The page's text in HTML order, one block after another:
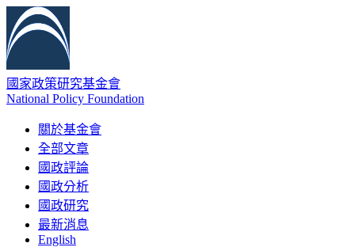
國家政策研究基金會
National Policy Foundation
關於基金會
全部文章
國政評論
國政分析
國政研究
最新消息
English